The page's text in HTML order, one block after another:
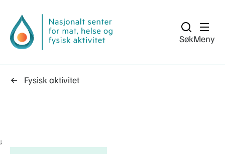
SøkMeny
Fysisk aktivitet
;